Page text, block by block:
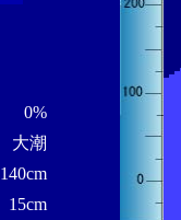
0%
大潮
140cm
15cm